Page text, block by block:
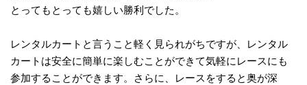
とってもとっても嬉しい勝利でした。
レンタルカートと言うこと軽く見られがちですが、レンタル
カートは安全に簡単に楽しむことができて気軽にレースにも
参加することができます。さらに、レースをすると奥が深